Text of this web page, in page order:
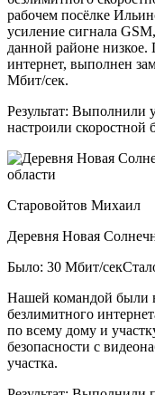
рабочем посёлке
усиление сигнала
данной районе низкое.
интернет, выполнен
Мбит/сек.
Результат: Выполнили
настроили скоростной
Старовойтов Михаил
Деревня Новая
Было: 30 Мбит/сек
Нашей командой были
безлимитного
по всему дому и
безопасности с
участка.